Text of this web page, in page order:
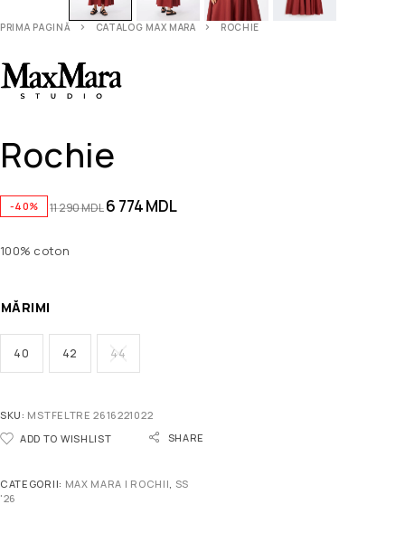
PRIMA PAGINĂ CATALOG MAX MARA ROCHIE
Rochie
-40% 11 290MDL 6 774MDL
100% coton
MĂRIMI
40 42 44
SKU: MSTFELTRE 2616221022
ADD TO WISHLIST
SHARE
CATEGORII: MAX MARA | ROCHII, SS
'26